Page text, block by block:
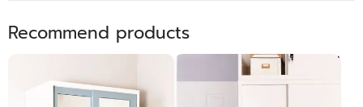
Recommend products